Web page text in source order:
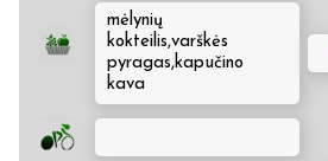
mėlynių
kokteilis,varškės
pyragas,kapučino
kava